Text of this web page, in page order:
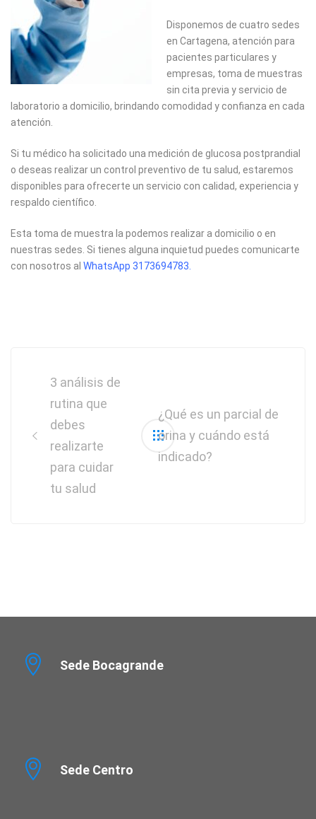
Disponemos de cuatro sedes
en Cartagena, atención para
pacientes particulares y
empresas, toma de muestras
sin cita previa y servicio de
laboratorio a domicilio, brindando comodidad y confianza en cada
atención.
Si tu médico ha solicitado una medición de glucosa postprandial
o deseas realizar un control preventivo de tu salud, estaremos
disponibles para ofrecerte un servicio con calidad, experiencia y
respaldo científico.
Esta toma de muestra la podemos realizar a domicilio o en
nuestras sedes. Si tienes alguna inquietud puedes comunicarte
con nosotros al WhatsApp 3173694783
navigation
3 análisis de
rutina que
debes
realizarte
para cuidar
tu salud
¿Qué es un parcial de
orina y cuándo está
indicado?
Sede Bocagrande
Sede Centro